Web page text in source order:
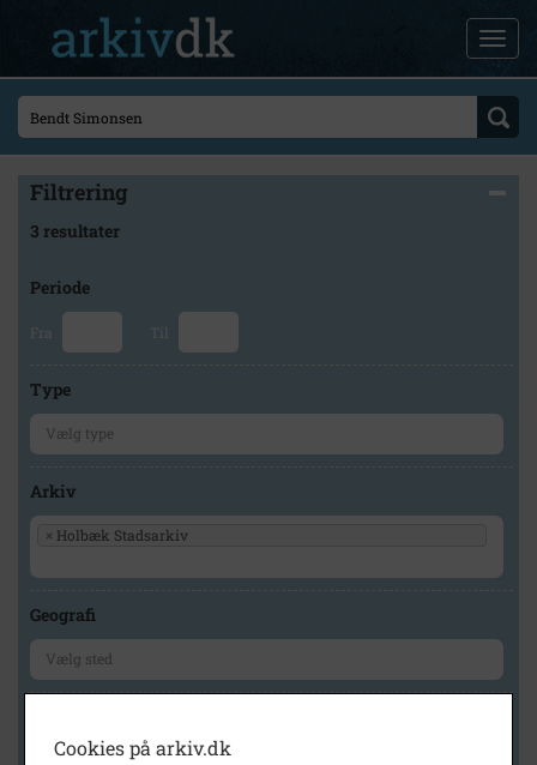
Filtrering
3 resultater
Periode
Fra Til
Type
Arkiv
× Holbæk Stadsarkiv
Geografi
Vis kun med billeder
Cookies på arkiv.dk